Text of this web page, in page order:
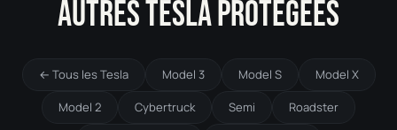
AUTRES TESLA PROTÉGÉES
← Tous les Tesla Model 3 Model S Model X
Model 2 Cybertruck Semi Roadster